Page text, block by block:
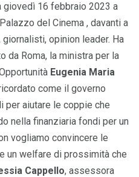
giovedì 16 febbraio 2023 a
del Cinema , davanti a
opinion leader. Ha
da Roma, la ministra per la
Eugenia Maria
come il governo
per aiutare le coppie che
nella finanziaria fondi per un
vogliamo convincere le
un welfare di prossimità che
Cappello, assessora